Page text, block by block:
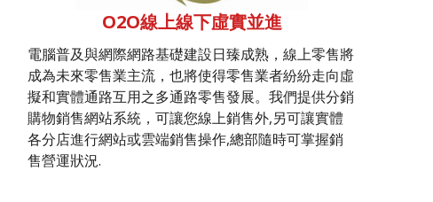
O2O線上線下虛實並進
電腦普及與網際網路基礎建設日臻成熟，線上零售將
成為未來零售業主流，也將使得零售業者紛紛走向虛
擬和實體通路互用之多通路零售發展。我們提供分銷
購物銷售網站系統，可讓您線上銷售外,另可讓實體
各分店進行網站或雲端銷售操作,總部隨時可掌握銷
售營運狀況.